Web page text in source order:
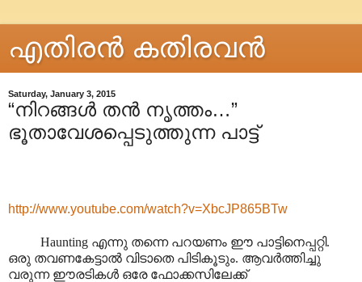
എതിരന്‍ കതിരവന്‍
Saturday, January 3, 2015
“നിറങ്ങൾ തൻ നൃത്തം…”
ഭൂതാവേശപ്പെടുത്തുന്ന പാട്ട്
http://www.youtube.com/watch?v=XbcJP865BTw
Haunting എന്നു തന്നെ പറയണം ഈ പാട്ടിനെപ്പറ്റി.
ഒരു തവണകേട്ടാൽ വിടാതെ പിടികൂടും. ആവർത്തിച്ചു
വരുന്ന ഈരടികൾ ഒരേ ഫോക്കസിലേക്ക്